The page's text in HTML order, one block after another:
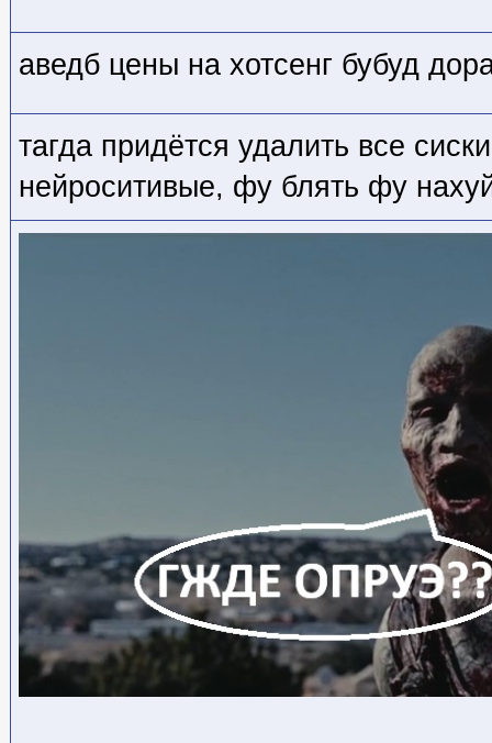
аведб цены на хотсенг бубуд
тагда придётся удалить все
нейроситивые, фу блять фу